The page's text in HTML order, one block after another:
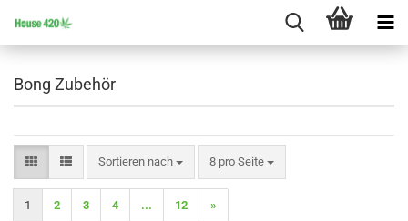
Bong Zubehör
Sortieren nach
Sortieren nach 8 pro Seite
pro Seite
1 2 3 4 ... 12 »